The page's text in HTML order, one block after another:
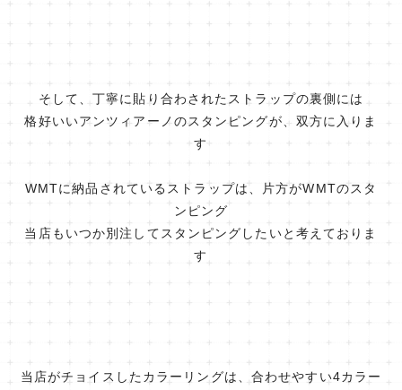
そして、丁寧に貼り合わされたストラップの裏側には
格好いいアンツィアーノのスタンピングが、双方に入りま
す
WMTに納品されているストラップは、片方がWMTのスタ
ンピング
当店もいつか別注してスタンピングしたいと考えておりま
す
当店がチョイスしたカラーリングは、合わせやすい4カラー